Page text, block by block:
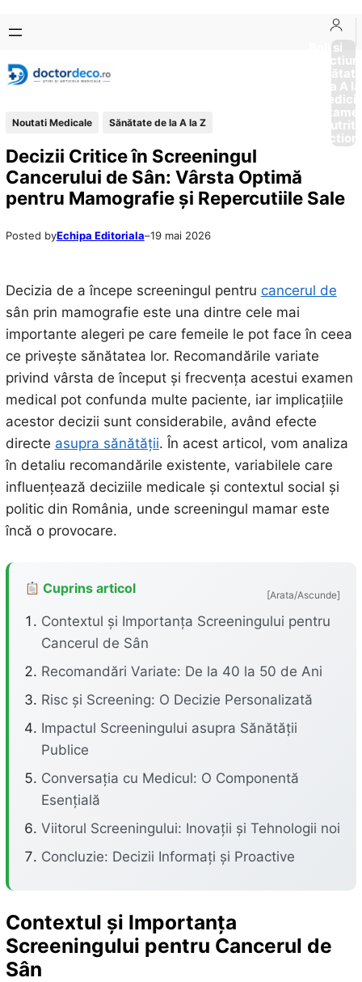
conținut
content
Boli si
Afectiuni
Sănătate
de la A
Noutati Medicale Sănătate de la A la Z
Decizii Critice în Screeningul
Cancerului de Sân: Vârsta Optimă
pentru Mamografie și Repercutiile Sale
Posted byEchipa Editoriala–19 mai 2026
Decizia de a începe screeningul pentru cancerul de
sân prin mamografie este una dintre cele mai
importante alegeri pe care femeile le pot face în ceea
ce privește sănătatea lor. Recomandările variate
privind vârsta de început și frecvența acestui examen
medical pot confunda multe paciente, iar implicațiile
acestor decizii sunt considerabile, având efecte
directe asupra sănătății. În acest articol, vom analiza
în detaliu recomandările existente, variabilele care
influențează deciziile medicale și contextul social și
politic din România, unde screeningul mamar este
încă o provocare.
Cuprins articol [Arata/Ascunde]
Contextul și Importanța Screeningului pentru
Cancerul de Sân
Recomandări Variate: De la 40 la 50 de Ani
Risc și Screening: O Decizie Personalizată
Impactul Screeningului asupra Sănătății
Publice
Conversația cu Medicul: O Componentă
Esențială
Viitorul Screeningului: Inovații și Tehnologii noi
Concluzie: Decizii Informați și Proactive
Contextul și Importanța
Screeningului pentru Cancerul de
Sân